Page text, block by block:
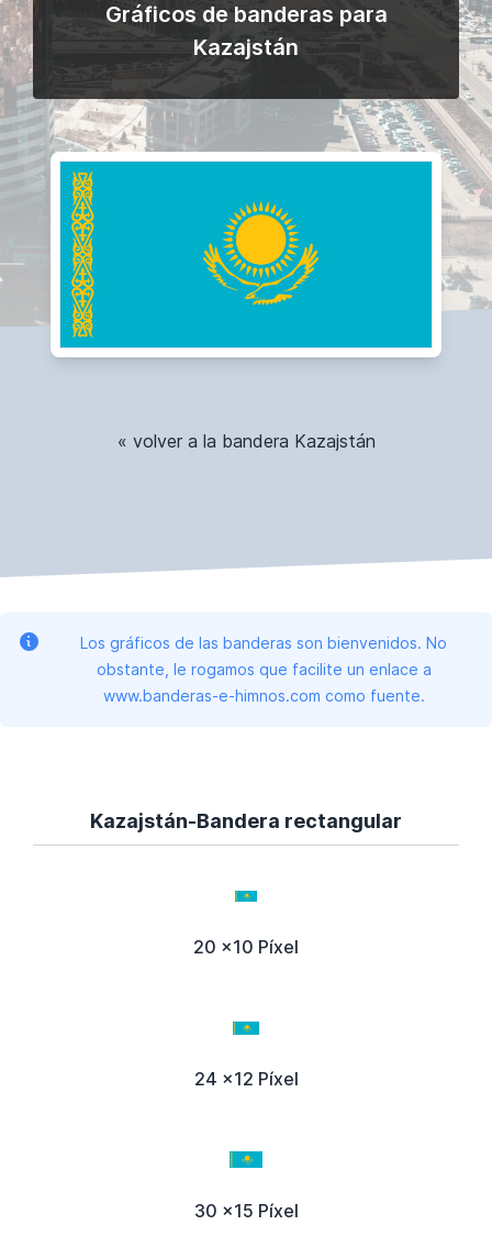
Gráficos de banderas para
Kazajstán
« volver a la bandera Kazajstán
Los gráficos de las banderas son bienvenidos. No
obstante, le rogamos que facilite un enlace a
www.banderas-e-himnos.com como fuente.
Kazajstán-Bandera rectangular
20 x10 Píxel
24 x12 Píxel
30 x15 Píxel